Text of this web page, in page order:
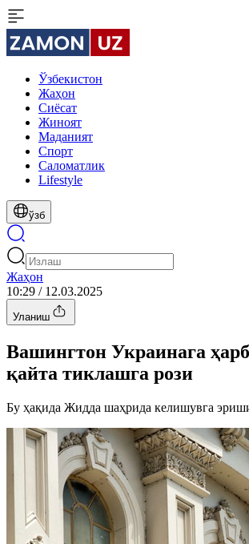
Ўзбекистон
Жаҳон
Сиёсат
Жиноят
Маданият
Спорт
Cаломатлик
Lifestyle
ўзб
Жаҳон
10:29 / 12.03.2025
Уланиш
Вашингтон Украинага
қайта тиклашга рози
Бу ҳақида Жидда шаҳрида келишувга